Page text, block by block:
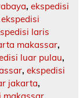
, ekspedisi
ekspedisi
laris
makassar,
luar pulau,
, ekspedisi
jakarta,